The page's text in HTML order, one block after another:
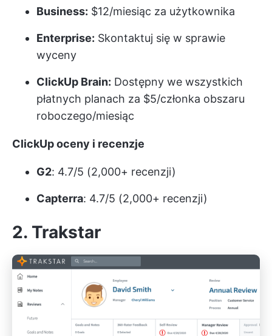
Business: $12/miesiąc za użytkownika
Enterprise: Skontaktuj się w sprawie
wyceny
ClickUp Brain: Dostępny we wszystkich
płatnych planach za $5/członka obszaru
roboczego/miesiąc
ClickUp oceny i recenzje
G2: 4.7/5 (2,000+ recenzji)
Capterra: 4.7/5 (2,000+ recenzji)
2. Trakstar